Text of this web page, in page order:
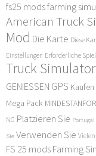
fs25 modsfarming
American Truck
Mod Die Karte Diese
Einstellungen Erforderliche
Truck Simulator
GENIESSEN GPS Kaufen
Mega Pack
NG Platzieren Sie Portugal
Sie Verwenden Sie
FS 25 mods Farming